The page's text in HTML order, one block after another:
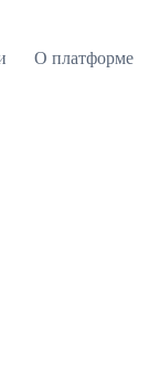
О платформе